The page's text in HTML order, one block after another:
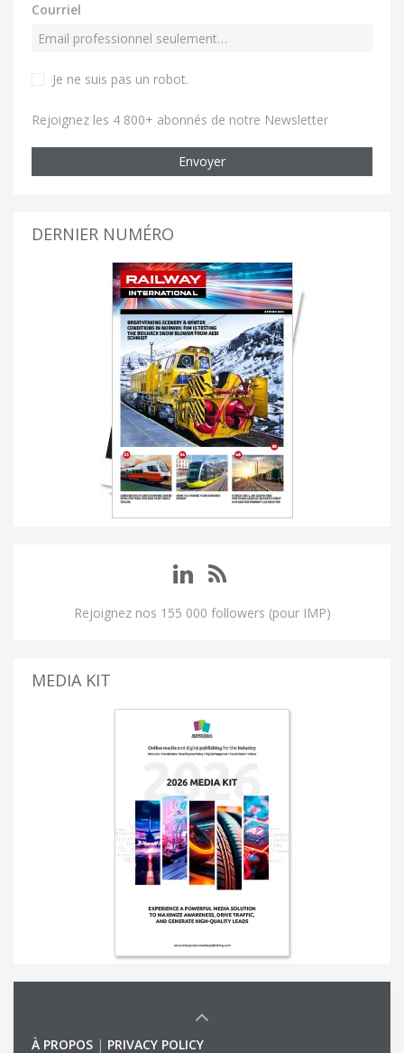
Courriel
Je ne suis pas un robot.
Rejoignez les 4 800+ abonnés de notre Newsletter
Envoyer
DERNIER NUMÉRO
Rejoignez nos 155 000 followers (pour IMP)
MEDIA KIT
À PROPOS | PRIVACY POLICY